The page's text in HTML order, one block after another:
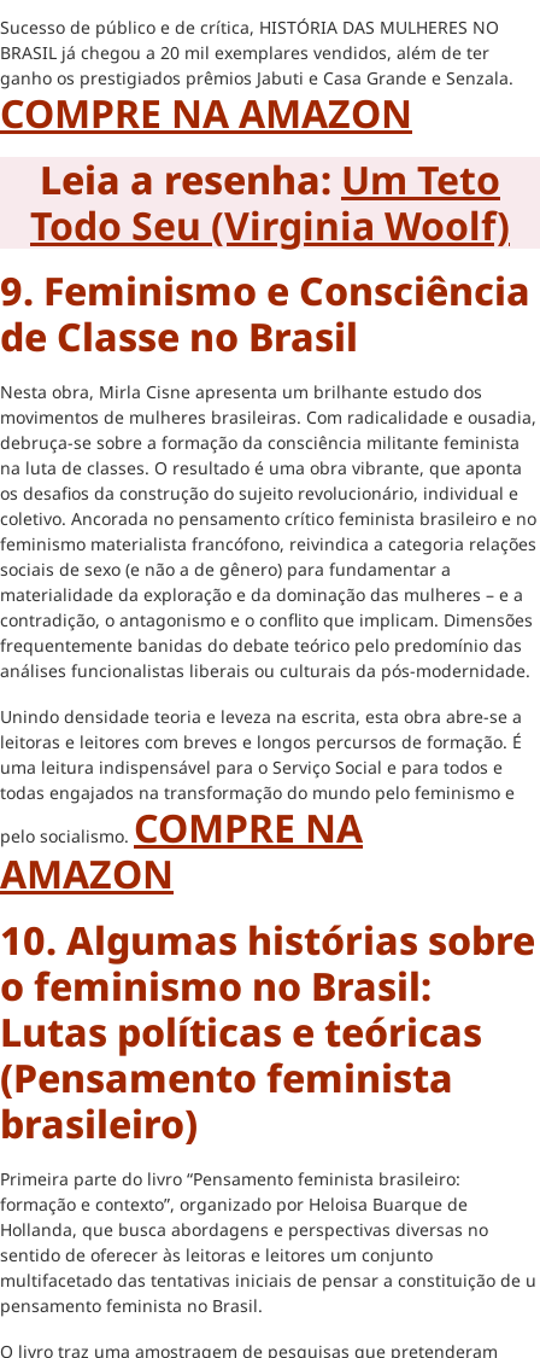
Sucesso de público e de crítica, HISTÓRIA DAS MULHERES NO
BRASIL já chegou a 20 mil exemplares vendidos, além de ter
ganho os prestigiados prêmios Jabuti e Casa Grande e Senzala.
COMPRE NA AMAZON
Leia a resenha: Um Teto
Todo Seu (Virginia Woolf)
9. Feminismo e Consciência
de Classe no Brasil
Nesta obra, Mirla Cisne apresenta um brilhante estudo dos
movimentos de mulheres brasileiras. Com radicalidade e ousadia,
debruça-se sobre a formação da consciência militante feminista
na luta de classes. O resultado é uma obra vibrante, que aponta
os desafios da construção do sujeito revolucionário, individual e
coletivo. Ancorada no pensamento crítico feminista brasileiro e no
feminismo materialista francófono, reivindica a categoria relações
sociais de sexo (e não a de gênero) para fundamentar a
materialidade da exploração e da dominação das mulheres – e a
contradição, o antagonismo e o conflito que implicam. Dimensões
frequentemente banidas do debate teórico pelo predomínio das
análises funcionalistas liberais ou culturais da pós-modernidade.
Unindo densidade teoria e leveza na escrita, esta obra abre-se a
leitoras e leitores com breves e longos percursos de formação. É
uma leitura indispensável para o Serviço Social e para todos e
todas engajados na transformação do mundo pelo feminismo e
pelo socialismo. COMPRE NA
AMAZON
10. Algumas histórias sobre
o feminismo no Brasil:
Lutas políticas e teóricas
(Pensamento feminista
brasileiro)
Primeira parte do livro “Pensamento feminista brasileiro:
formação e contexto”, organizado por Heloisa Buarque de
Hollanda, que busca abordagens e perspectivas diversas no
sentido de oferecer às leitoras e leitores um conjunto
multifacetado das tentativas iniciais de pensar a constituição de u
pensamento feminista no Brasil.
O livro traz uma amostragem de pesquisas que pretenderam